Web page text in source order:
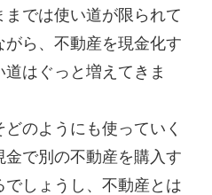
では使い道が限られて
がら、不動産を現金化す
はぐっと増えてきま
のようにも使っていく
で別の不動産を購入す
しょうし、不動産とは